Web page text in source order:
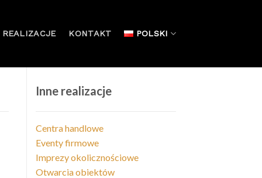
REALIZACJE KONTAKT POLSKI
Inne realizacje
Centra handlowe
Eventy firmowe
Imprezy okolicznościowe
Otwarcia obiektów